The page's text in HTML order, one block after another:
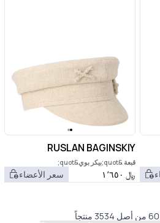
RUSLAN BAGINSKIY
قبعة &quot;بيكر بوي&quot;
﷼ ١٬٦٥٠ سعر الأعضاء